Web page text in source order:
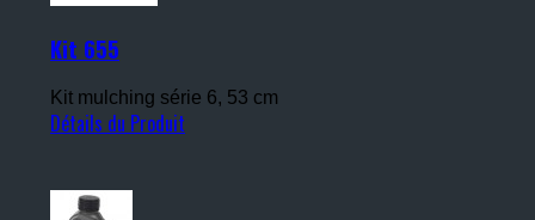
Kit 655
Kit mulching série 6, 53 cm
Détails du Produit